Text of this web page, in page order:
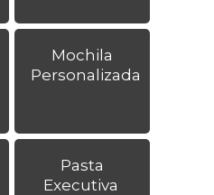
Mochila
Personalizada
Pasta
Executiva